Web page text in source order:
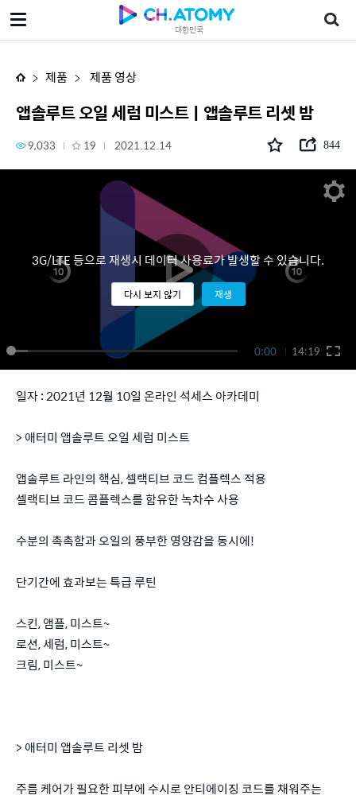
대한민국
앱솔루트 오일 세럼 미스트ㅣ앱솔루트 리셋 밤
제품 제품 영상
앱솔루트 오일 세럼 미스트ㅣ앱솔루트 리셋 밤
9,033 19 2021.12.14 844
0:00 14:19
3G/LTE 등으로 재생시 데이터 사용료가 발생할 수 있습니다.
다시 보지 않기 재생
일자 : 2021년 12월 10일 온라인 석세스 아카데미
> 애터미 앱솔루트 오일 세럼 미스트
앱솔루트 라인의 핵심, 셀랙티브 코드 컴플렉스 적용
셀랙티브 코드 콤플렉스를 함유한 녹차수 사용
수분의 촉촉함과 오일의 풍부한 영양감을 동시에!
단기간에 효과보는 특급 루틴
스킨, 앰플, 미스트~
로션, 세럼, 미스트~
크림, 미스트~
> 애터미 앱솔루트 리셋 밤
주름 케어가 필요한 피부에 수시로 안티에이징 코드를 채워주는